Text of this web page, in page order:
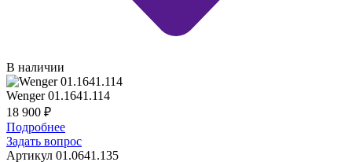
В наличии
Wenger 01.1641.114
18 900 ₽
Подробнее
Задать вопрос
Артикул 01.0641.135